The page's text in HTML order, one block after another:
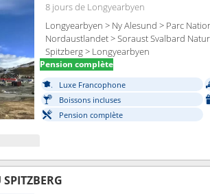
8 joursde Longyearbyen
Longyearbyen > Ny Alesund > Parc
Nordaustlandet > Soraust Svalbard
Spitzberg > Longyearbyen
Pension complète
Luxe Francophone
Boissons incluses
Pension complète
SPITZBERG